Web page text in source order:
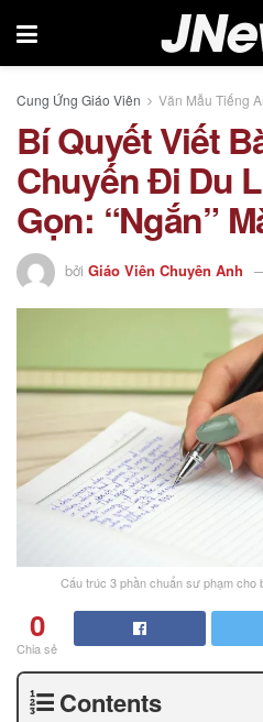
Cung Ứng Giáo Viên Văn Mẫu Tiếng
Bí Quyết Viết
Chuyến Đi Du
Gọn: “Ngắn”
bởi Giáo Viên Chuyên Anh
Cấu trúc 3 phần chuẩn sư phạm cho
0
Chia sẻ
Contents